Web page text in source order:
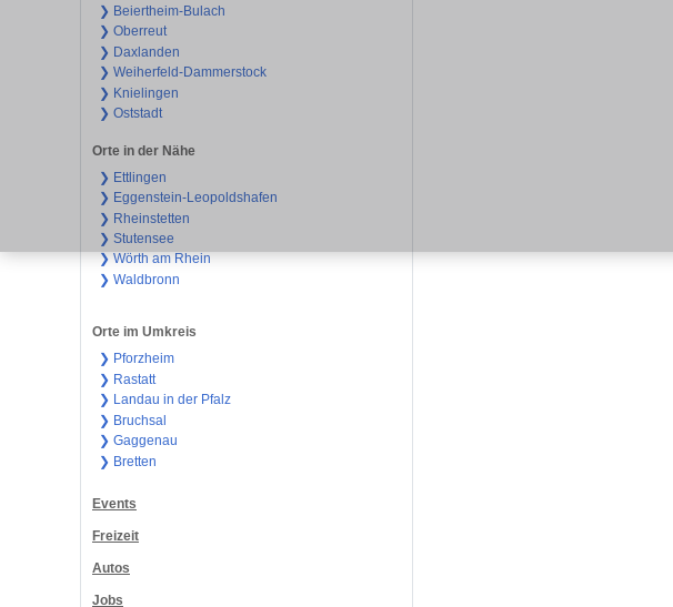
❯ Beiertheim-Bulach
❯ Oberreut
❯ Daxlanden
❯ Weiherfeld-Dammerstock
❯ Knielingen
❯ Oststadt
Orte in der Nähe
❯ Ettlingen
❯ Eggenstein-Leopoldshafen
❯ Rheinstetten
❯ Stutensee
❯ Wörth am Rhein
❯ Waldbronn
Orte im Umkreis
❯ Pforzheim
❯ Rastatt
❯ Landau in der Pfalz
❯ Bruchsal
❯ Gaggenau
❯ Bretten
Events
Freizeit
Autos
Jobs